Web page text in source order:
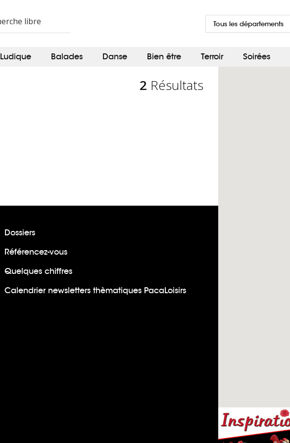
Tous les départements
Ludique Balades Danse Bien être Terroir Soirées
2 Résultats
Dossiers
Référencez-vous
Quelques chiffres
Calendrier newsletters thèmatiques PacaLoisirs